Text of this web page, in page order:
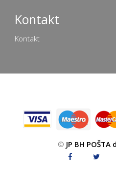
Kontakt
Kontakt
© JP BH